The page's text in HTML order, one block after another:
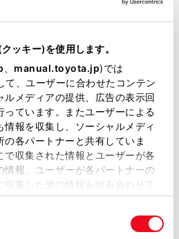
ッキー)を使用します。
manual.toyota.jp)では
、ユーザーに合わせたコンテン
ルメディアの提供、広告の表示回
ています。またユーザーによる
報を収集し、ソーシャルメディ
各パートナーと共有していま
収集された情報とユーザーが各
情報、ユーザーが各パートナーの
収集した他の情報を組み合わせて
当ウェブサイトの使用を続行する
２３
店舗詳細